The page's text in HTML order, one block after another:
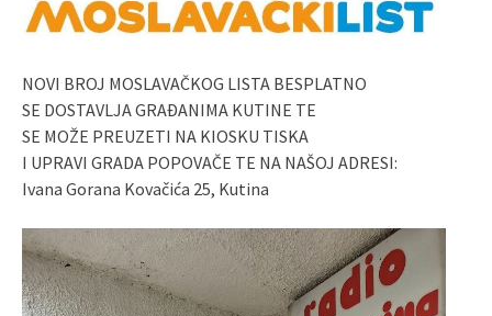
NOVI BROJ MOSLAVAČKOG LISTA BESPLATNO
SE DOSTAVLJA GRAĐANIMA KUTINE TE
SE MOŽE PREUZETI NA KIOSKU TISKA
I UPRAVI GRADA POPOVAČE TE NA NAŠOJ ADRESI:
Ivana Gorana Kovačića 25, Kutina